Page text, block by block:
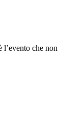
che